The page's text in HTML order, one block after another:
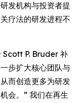
发机构与投资者提
疗法的研发进程不
Scott P. Bruder 补
步扩大核心团队与
而创造更多为研发
会。” 我们在再生